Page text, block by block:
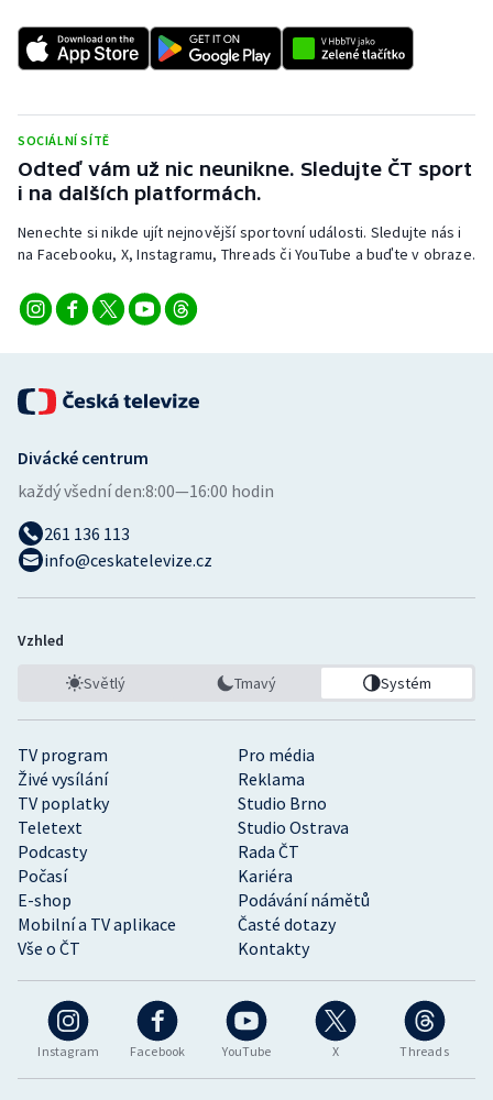
Short track
Sportovní střelba
Stolní tenis
Triatlon
Veslování
Vodní slalom
Ostatní
SOCIÁLNÍ SÍTĚ
Odteď vám už nic neunikne. Sledujte ČT sport
i na dalších platformách.
Nenechte si nikde ujít nejnovější sportovní události. Sledujte nás i
na Facebooku, X, Instagramu, Threads či YouTube a buďte v obraze.
Instagram Facebook YouTube X Threads
TV program
Pro média
Živé vysílání
Reklama
TV poplatky
Studio Brno
Teletext
Studio Ostrava
Podcasty
Rada ČT
Počasí
Kariéra
E-shop
Podávání námětů
Mobilní a TV aplikace
Časté dotazy
Vše o ČT
Kontakty
Divácké centrum
každý všední den:8:00—16:00 hodin
261 136 113
info@ceskatelevize.cz
Vzhled
Světlý Tmavý Systém